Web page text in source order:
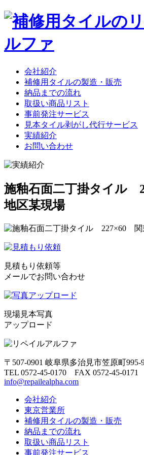
会社紹介
補修用タイルの製造・販売
納品までの流れ
取扱い商品リスト
事前発注サービス
見本タイル剥がし代行サービス
実績紹介
お問い合わせ
施釉石面二丁掛タイル
地区某現場
見積もり依頼等
メールでお問い合わせ
現場見本写真
アップロード
〒507-0901 岐阜県多治見市笠原町995-
TEL 0572-45-0170 FAX 0572-45-0171
info@repailealpha.com
会社紹介
東京営業所
補修用タイルの製造・販売
納品までの流れ
取扱い商品リスト
事前発注サービス